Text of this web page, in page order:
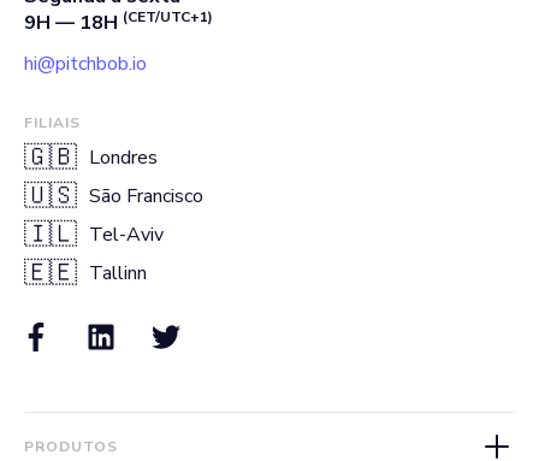
9H — 18H (CET/UTC+1)
hi@pitchbob.io
FILIAIS
🇬🇧 Londres
🇺🇸 São Francisco
🇮🇱 Tel-Aviv
🇪🇪 Tallinn
PRODUTOS